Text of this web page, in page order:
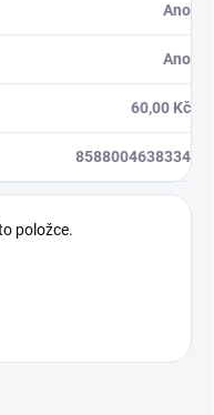
Ano
Ano
60,00 Kč
8588004638334
položce.